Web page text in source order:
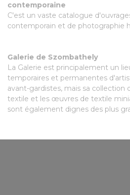
contemporaine
C'est un vaste catalogue
contemporain et de photographie
Galerie de Szombathely
La Galerie est principalement un
temporaires et permanentes
avant-gardistes, mais sa collection
textile et les œuvres de textile
sont également dignes des plus